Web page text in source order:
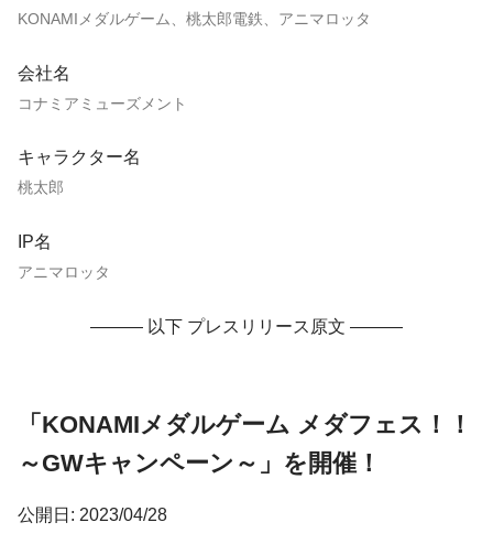
KONAMIメダルゲーム、桃太郎電鉄、アニマロッタ
会社名
コナミアミューズメント
キャラクター名
桃太郎
IP名
アニマロッタ
——— 以下 プレスリリース原文 ———
「KONAMIメダルゲーム メダフェス！！
～GWキャンペーン～」を開催！
公開日: 2023/04/28